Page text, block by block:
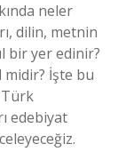
neler
dilin, metnin
bir yer edinir?
midir? İşte bu
Türk
edebiyat